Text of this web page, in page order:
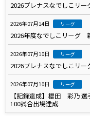
2026プレナスなでしこリ
2026年07月14日 リーグ
2026年度なでしこリーグ
2026年07月10日 リーグ
2026プレナスなでしこリ
2026年07月10日 リーグ
【記録達成】櫻田 彩乃
100試合出場達成